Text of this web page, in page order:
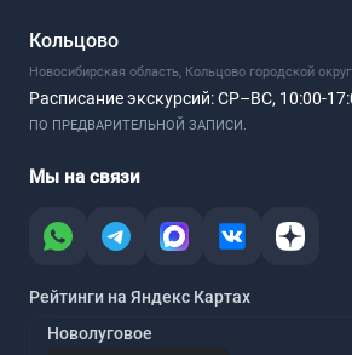
Кольцово
Новосибирская область, Кольцово городской
Расписание экскурсий:СР–ВС, 10:00-
ПО ПРЕДВАРИТЕЛЬНОЙ ЗАПИСИ.
Мы на связи
Рейтинги на Яндекс Картах
Новолуговое